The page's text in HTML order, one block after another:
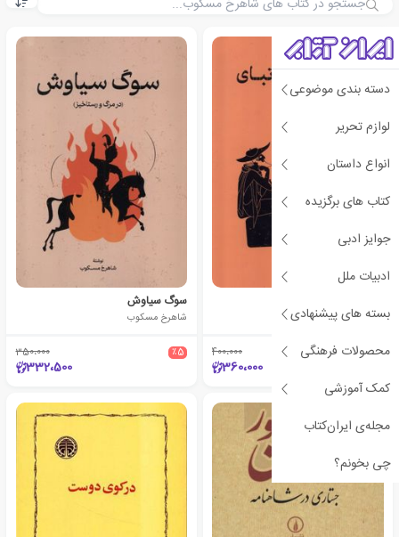
دسته بندی موضوعی
لوازم تحریر
انواع داستان
کتاب های برگزیده
جوایز ادبی
ادبیات ملل
بسته های پیشنهادی
محصولات فرهنگی
کمک آموزشی
مجله‌ی ایران‌کتاب
چی بخونم؟
سوفوکلس
٪10 400،000
360،000
سوگ سیاوش
شاهرخ مسکوب
٪5 350،000
332،500